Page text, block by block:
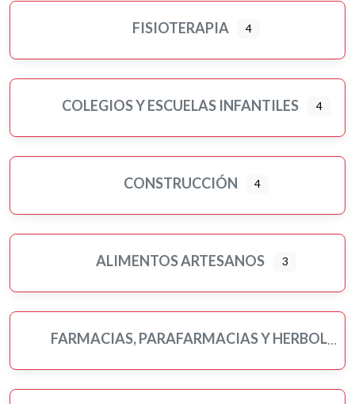
FISIOTERAPIA 4
COLEGIOS Y ESCUELAS INFANTILES 4
CONSTRUCCIÓN 4
ALIMENTOS ARTESANOS 3
FARMACIAS, PARAFARMACIAS Y HERBOLARIOS